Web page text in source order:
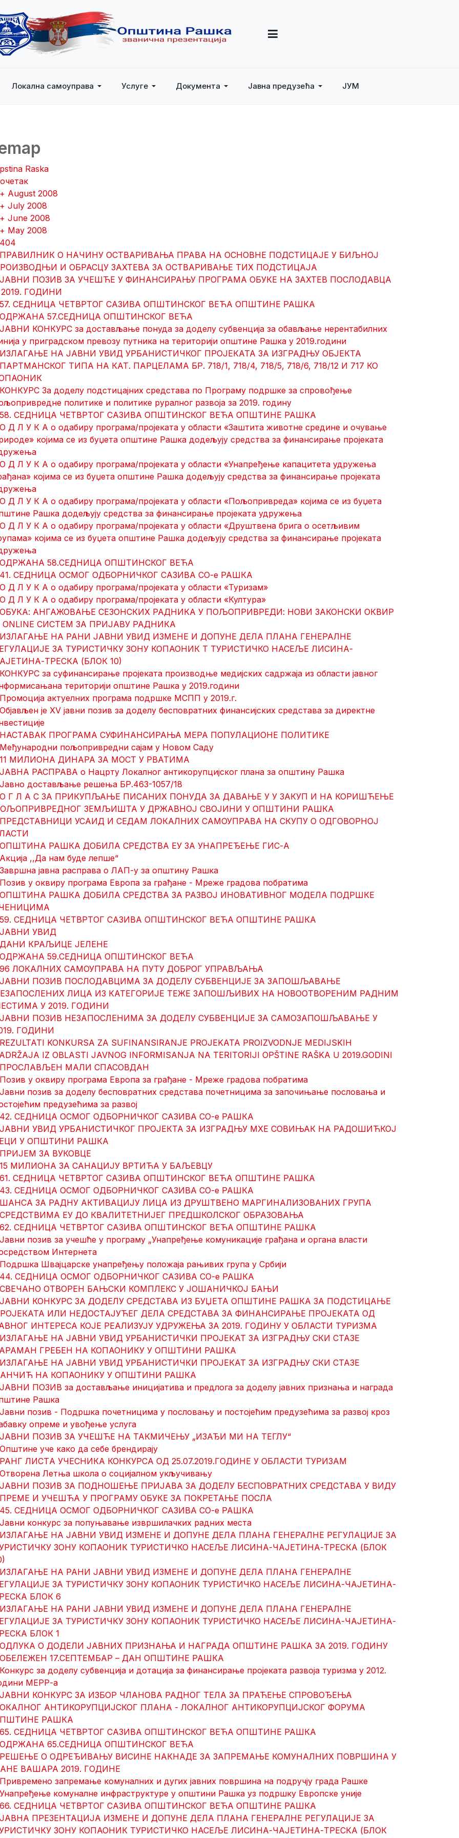
Локална самоуправа Услуге Документа Јавна предузећа ЈУМ
Raska
August 2008
July 2008
June 2008
May 2008
О НАЧИНУ ОСТВАРИВАЊА ПРАВА НА ОСНОВНЕ ПОДСТИЦАЈЕ У БИЉНОЈ
И ОБРАСЦУ ЗАХТЕВА ЗА ОСТВАРИВАЊЕ ТИХ ПОДСТИЦАЈА
ПОЗИВ ЗА УЧЕШЋЕ У ФИНАНСИРАЊУ ПРОГРАМА ОБУКЕ НА ЗАХТЕВ ПОСЛОДАВЦА
ГОДИНИ
СЕДНИЦА ЧЕТВРТОГ САЗИВА ОПШТИНСКОГ ВЕЋА ОПШТИНЕ РАШКА
57.СЕДНИЦА ОПШТИНСКОГ ВЕЋА
КОНКУРС за достављање понуда за доделу субвенција за обављање нерентабилних
у приградском превозу путника на територији општине Рашка у 2019.години
НА ЈАВНИ УВИД УРБАНИСТИЧКОГ ПРОЈЕКАТА ЗА ИЗГРАДЊУ ОБЈЕКТА
ТИПА НА КАТ. ПАРЦЕЛАМА БР. 718/1, 718/4, 718/5, 718/6, 718/12 И 717 КО
За доделу подстицајних средстава по Програму подршке за спровођење
политике и политике руралног развоја за 2019. годину
СЕДНИЦA ЧЕТВРТОГ САЗИВА ОПШТИНСКОГ ВЕЋА ОПШТИНЕ РАШКА
Д Л У К A о одабиру програма/пројеката у области «Заштита животне средине и очување
којима се из буџета општине Рашка додељују средства за финансирање пројеката
Д Л У К A о одабиру програма/пројеката у области «Унапређење капацитета удружења
којима се из буџета општине Рашка додељују средства за финансирање пројеката
Д Л У К A о одабиру програма/пројеката у области «Пољопривреда» којима се из буџета
Рашка додељују средства за финансирање пројеката удружења
Д Л У К A о одабиру програма/пројеката у области «Друштвена брига о осетљивим
којима се из буџета општине Рашка додељују средства за финансирање пројеката
58.СЕДНИЦА ОПШТИНСКОГ ВЕЋА
СЕДНИЦA ОСМОГ ОДБОРНИЧКОГ САЗИВА СО-е РАШКА
Д Л У К A о одабиру програма/пројеката у области «Туризам»
Д Л У К A о одабиру програма/пројеката у области «Култура»
АНГАЖОВАЊЕ СЕЗОНСКИХ РАДНИКА У ПОЉОПРИВРЕДИ: НОВИ ЗАКОНСКИ ОКВИР
ONLINE СИСТЕМ ЗА ПРИЈАВУ РАДНИКА
НА РАНИ ЈАВНИ УВИД ИЗМЕНЕ И ДОПУНЕ ДЕЛА ПЛАНА ГЕНЕРАЛНЕ
ЗА ТУРИСТИЧКУ ЗОНУ КОПАОНИК Т ТУРИСТИЧКО НАСЕЉЕ ЛИСИНА-
ТРЕСКА (БЛОК 10)
за суфинансирање проjеката производње медијских садржаја из области jавног
територији општине Рашка у 2019.години
актуелних програма подршке МСПП у 2019.г.
је XV јавни позив за доделу бесповратних финансијских средстава за директне
ПРОГРАМА СУФИНАНСИРАЊА МЕРА ПОПУЛАЦИОНЕ ПОЛИТИКЕ
пољопривредни сајам у Новом Саду
МИЛИОНА ДИНАРА ЗА МОСТ У РВАТИМА
РАСПРАВА о Нацрту Локалног антикорупцијског плана за општину Рашка
достављање решења БР.463-1057/18
Г Л А С ЗА ПРИКУПЉАЊЕ ПИСАНИХ ПОНУДА ЗА ДАВАЊЕ У У ЗАКУП И НА КОРИШЋЕЊЕ
ЗЕМЉИШТА У ДРЖАВНОЈ СВОЈИНИ У ОПШТИНИ РАШКА
УСАИД И СЕДАМ ЛОКАЛНИХ САМОУПРАВА НА СКУПУ О ОДГОВОРНОЈ
РАШКА ДОБИЛА СРЕДСТВА ЕУ ЗА УНАПРЕЂЕЊЕ ГИС-А
,,Да нам буде лепше“
јавна расправа о ЛАП-у за општину Рашка
у оквиру програма Европа за грађане - Мреже градова побратима
РАШКА ДОБИЛА СРЕДСТВА ЗА РАЗВОЈ ИНОВАТИВНОГ МОДЕЛА ПОДРШКЕ
СЕДНИЦА ЧЕТВРТОГ САЗИВА ОПШТИНСКОГ ВЕЋА ОПШТИНЕ РАШКА
УВИД
КРАЉИЦЕ ЈЕЛЕНЕ
59.СЕДНИЦА ОПШТИНСКОГ ВЕЋА
ЛОКАЛНИХ САМОУПРАВА НА ПУТУ ДОБРОГ УПРАВЉАЊА
ПОЗИВ ПОСЛОДАВЦИМА ЗА ДОДЕЛУ СУБВЕНЦИЈЕ ЗА ЗАПОШЉАВАЊЕ
ЛИЦА ИЗ КАТЕГОРИЈЕ ТЕЖЕ ЗАПОШЉИВИХ НА НОВООТВОРЕНИМ РАДНИМ
У 2019. ГОДИНИ
ПОЗИВ НЕЗАПОСЛЕНИМА ЗА ДОДЕЛУ СУБВЕНЦИЈЕ ЗА САМОЗАПОШЉАВАЊЕ У
ГОДИНИ
KONKURSA ZA SUFINANSIRANJE PROJEKATA PROIZVODNJE MEDIJSKIH
IZ OBLASTI JAVNOG INFORMISANJA NA TERITORIJI OPŠTINE RAŠKA U 2019.GODINI
МАЛИ СПАСОВДАН
у оквиру програма Европа за грађане - Мреже градова побратима
позив за доделу бесповратних средстава почетницима за започињање пословања и
предузећима за развој
СЕДНИЦА ОСМОГ ОДБОРНИЧКОГ САЗИВА СО-е РАШКА
УВИД УРБАНИСТИЧКОГ ПРОЈЕКТА ЗА ИЗГРАДЊУ МХЕ СОВИЊАК НА РАДОШИЋКОЈ
У ОПШТИНИ РАШКА
ЗА ВУКОВЦЕ
МИЛИОНА ЗА САНАЦИЈУ ВРТИЋА У БАЉЕВЦУ
СЕДНИЦА ЧЕТВРТОГ САЗИВА ОПШТИНСКОГ ВЕЋА ОПШТИНЕ РАШКА
СЕДНИЦА ОСМОГ ОДБОРНИЧКОГ САЗИВА СО-е РАШКА
ЗА РАДНУ АКТИВАЦИЈУ ЛИЦА ИЗ ДРУШТВЕНО МАРГИНАЛИЗОВАНИХ ГРУПА
ЕУ ДО КВАЛИТЕТНИЈЕГ ПРЕДШКОЛСКОГ ОБРАЗОВАЊА
СЕДНИЦA ЧЕТВРТОГ САЗИВА ОПШТИНСКОГ ВЕЋА ОПШТИНЕ РАШКА
позив за учешће у програму „Унапређење комуникације грађана и органа власти
Интернета
Швајцарске унапређењу положаја рањивих група у Србији
СЕДНИЦA ОСМОГ ОДБОРНИЧКОГ САЗИВА СО-е РАШКА
ОТВОРЕН БАЊСКИ КОМПЛЕКС У ЈОШАНИЧКОЈ БАЊИ
КОНКУРС ЗА ДОДЕЛУ СРЕДСТАВА ИЗ БУЏЕТА ОПШТИНЕ РАШКА ЗА ПОДСТИЦАЊЕ
ИЛИ НЕДОСТАЈУЋЕГ ДЕЛА СРЕДСТАВА ЗА ФИНАНСИРАЊЕ ПРОЈЕКАТА ОД
ИНТЕРЕСА КОЈЕ РЕАЛИЗУЈУ УДРУЖЕЊА ЗА 2019. ГОДИНУ У ОБЛАСТИ ТУРИЗМА
НА ЈАВНИ УВИД УРБАНИСТИЧКИ ПРОЈЕКАТ ЗА ИЗГРАДЊУ СКИ СТАЗЕ
ГРЕБЕН НА КОПАОНИКУ У ОПШТИНИ РАШКА
НА ЈАВНИ УВИД УРБАНИСТИЧКИ ПРОЈЕКАТ ЗА ИЗГРАДЊУ СКИ СТАЗЕ
НА КОПАОНИКУ У ОПШТИНИ РАШКА
ПОЗИВ за достављање иницијатива и предлога за доделу јавних признања и награда
Рашка
позив - Подршка почетницима у пословању и постојећим предузећима за развој кроз
опреме и увођење услуга
ПОЗИВ ЗА УЧЕШЋЕ НА ТАКМИЧЕЊУ „ИЗАЂИ МИ НА ТЕГЛУ“
уче како да себе брендирају
ЛИСТA УЧЕСНИКА КОНКУРСА ОД 25.07.2019.ГОДИНЕ У ОБЛАСТИ ТУРИЗАМ
Летња школа о социјалном укључивању
ПОЗИВ ЗА ПОДНОШЕЊЕ ПРИЈАВА ЗА ДОДЕЛУ БЕСПОВРАТНИХ СРЕДСТАВА У ВИДУ
И УЧЕШЋА У ПРОГРАМУ ОБУКЕ ЗА ПОКРЕТАЊЕ ПОСЛА
СЕДНИЦА ОСМОГ ОДБОРНИЧКОГ САЗИВА СО-е РАШКА
конкурс за попуњавање извршилачких радних места
НА ЈАВНИ УВИД ИЗМЕНЕ И ДОПУНЕ ДЕЛА ПЛАНА ГЕНЕРАЛНЕ РЕГУЛАЦИЈЕ ЗА
ЗОНУ КОПАОНИК ТУРИСТИЧКО НАСЕЉЕ ЛИСИНА-ЧАЈЕТИНА-ТРЕСКА (БЛОК
НА РАНИ ЈАВНИ УВИД ИЗМЕНЕ И ДОПУНЕ ДЕЛА ПЛАНА ГЕНЕРАЛНЕ
ЗА ТУРИСТИЧКУ ЗОНУ КОПАОНИК ТУРИСТИЧКО НАСЕЉЕ ЛИСИНА-ЧАЈЕТИНА-
БЛОК 6
НА РАНИ ЈАВНИ УВИД ИЗМЕНЕ И ДОПУНЕ ДЕЛА ПЛАНА ГЕНЕРАЛНЕ
ЗА ТУРИСТИЧКУ ЗОНУ КОПАОНИК ТУРИСТИЧКО НАСЕЉЕ ЛИСИНА-ЧАЈЕТИНА-
БЛОК 1
О ДОДЕЛИ ЈАВНИХ ПРИЗНАЊА И НАГРАДА ОПШТИНЕ РАШКА ЗА 2019. ГОДИНУ
17.СЕПТЕМБАР – ДАН ОПШТИНЕ РАШКА
за доделу субвенција и дотација за финансирање пројеката развоја туризма у 2012.
МЕРР-а
КОНКУРС ЗА ИЗБОР ЧЛАНОВА РАДНОГ ТЕЛА ЗА ПРАЋЕЊЕ СПРОВОЂЕЊА
АНТИКОРУПЦИЈСКОГ ПЛАНА - ЛОКАЛНОГ АНТИКОРУПЦИЈСКОГ ФОРУМА
РАШКА
СЕДНИЦА ЧЕТВРТОГ САЗИВА ОПШТИНСКОГ ВЕЋА ОПШТИНЕ РАШКА
65.СЕДНИЦА ОПШТИНСКОГ ВЕЋА
O ОДРЕЂИВАЊУ ВИСИНЕ НАКНАДЕ ЗА ЗАПРЕМАЊЕ КОМУНАЛНИХ ПОВРШИНА У
ВАШАРА 2019. ГОДИНЕ
запремање комуналних и дугих јавних површина на подручју града Рашке
комуналне инфраструктуре у општини Рашка уз подршку Европске уније
СЕДНИЦA ЧЕТВРТОГ САЗИВА ОПШТИНСКОГ ВЕЋА ОПШТИНЕ РАШКА
ПРЕЗЕНТАЦИЈA ИЗМЕНЕ И ДОПУНЕ ДЕЛА ПЛАНА ГЕНЕРАЛНЕ РЕГУЛАЦИЈЕ ЗА
ЗОНУ КОПАОНИК ТУРИСТИЧКО НАСЕЉЕ ЛИСИНА-ЧАЈЕТИНА-ТРЕСКА (БЛОК